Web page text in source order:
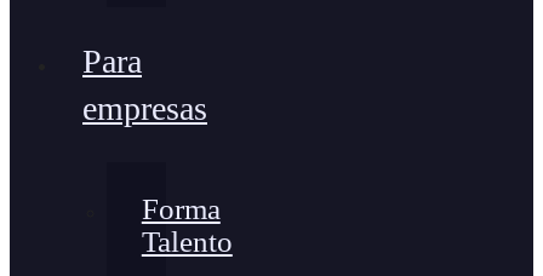
Para
empresas
Forma
Talento